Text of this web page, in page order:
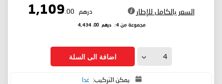
السعر بالكامل للإطار درهم 1,109
.00
مجموعة من 4: درهم 4,434
.00
اضافة الى السلة
يمكن التركيب: غدا